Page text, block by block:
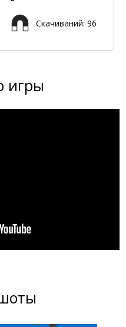
Скачиваний: 96
игры